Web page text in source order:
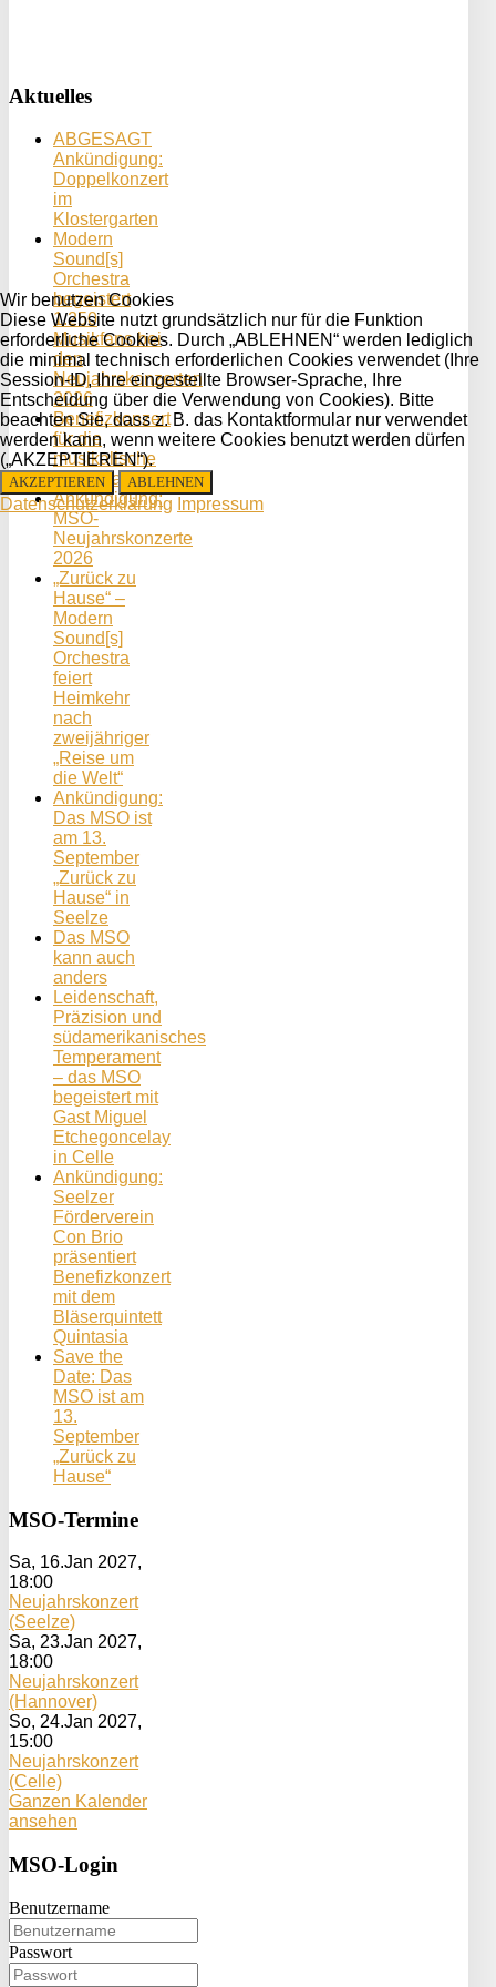
Aktuelles
ABGESAGT
Ankündigung:
Doppelkonzert
im
Klostergarten
Modern
Sound[s]
Orchestra
begeistert
1.250
Musikfans bei
den
Neujahrskonzerten
2026
Benefizkonzert
für die
musikalische
Jugendarbeit
Ankündigung:
MSO-
Neujahrskonzerte
2026
„Zurück zu
Hause“ –
Modern
Sound[s]
Orchestra
feiert
Heimkehr
nach
zweijähriger
„Reise um
die Welt“
Ankündigung:
Das MSO ist
am 13.
September
„Zurück zu
Hause“ in
Seelze
Das MSO
kann auch
anders
Leidenschaft,
Präzision und
südamerikanisches
Temperament
– das MSO
begeistert mit
Gast Miguel
Etchegoncelay
in Celle
Ankündigung:
Seelzer
Förderverein
Con Brio
präsentiert
Benefizkonzert
mit dem
Bläserquintett
Quintasia
Save the
Date: Das
MSO ist am
13.
September
„Zurück zu
Hause“
MSO-Termine
Sa, 16.Jan 2027,
18:00
Neujahrskonzert
(Seelze)
Sa, 23.Jan 2027,
18:00
Neujahrskonzert
(Hannover)
So, 24.Jan 2027,
15:00
Neujahrskonzert
(Celle)
Ganzen Kalender
ansehen
MSO-Login
Benutzername
Passwort
Wir benutzen Cookies
Diese Website nutzt grundsätzlich nur für die Funktion
erforderliche Cookies. Durch „ABLEHNEN“ werden lediglich
die minimal technisch erforderlichen Cookies verwendet (Ihre
Session-ID, Ihre eingestellte Browser-Sprache, Ihre
Entscheidung über die Verwendung von Cookies). Bitte
beachten Sie, dass z. B. das Kontaktformular nur verwendet
werden kann, wenn weitere Cookies benutzt werden dürfen
(„AKZEPTIEREN“).
AKZEPTIEREN ABLEHNEN
Datenschutzerklärung Impressum